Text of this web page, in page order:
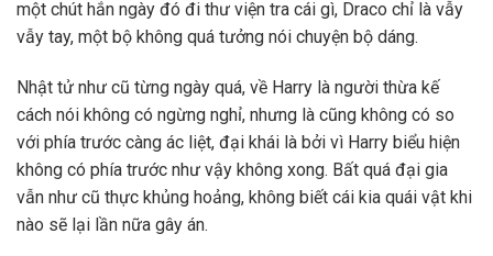
một chút hắn ngày đó đi thư viện tra cái gì, Draco chỉ là vẫy
vẫy tay, một bộ không quá tưởng nói chuyện bộ dáng.
Nhật tử như cũ từng ngày quá, về Harry là người thừa kế
cách nói không có ngừng nghỉ, nhưng là cũng không có so
với phía trước càng ác liệt, đại khái là bởi vì Harry biểu hiện
không có phía trước như vậy không xong. Bất quá đại gia
vẫn như cũ thực khủng hoảng, không biết cái kia quái vật khi
nào sẽ lại lần nữa gây án.